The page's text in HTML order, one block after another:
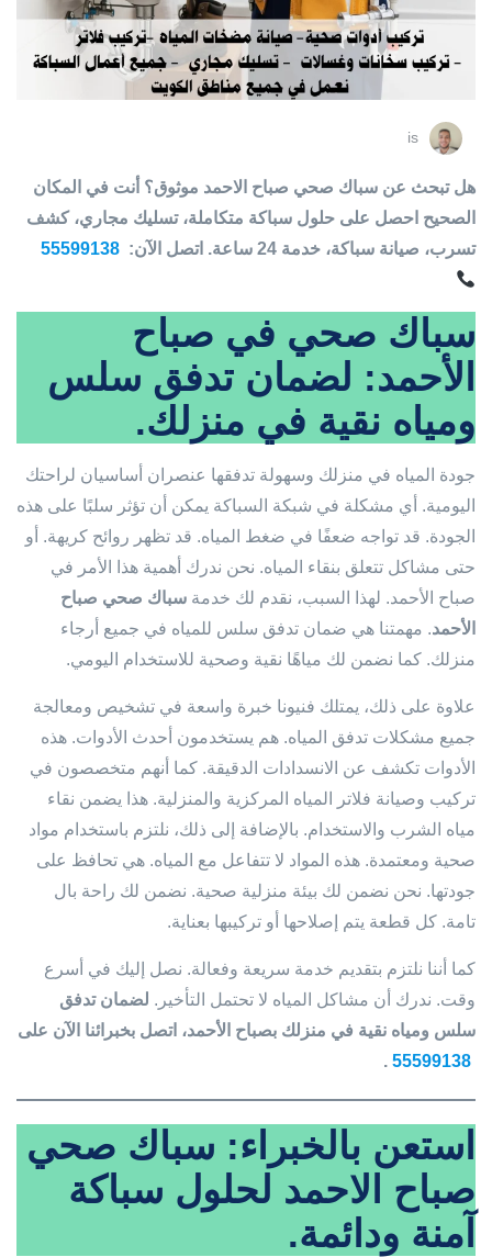
is
هل تبحث عن سباك صحي صباح الاحمد موثوق؟ أنت في المكان
الصحيح احصل على حلول سباكة متكاملة، تسليك مجاري، كشف
تسرب، صيانة سباكة، خدمة 24 ساعة. اتصل الآن:
55599138
سباك صحي في صباح
الأحمد: لضمان تدفق سلس
ومياه نقية في منزلك.
جودة المياه في منزلك وسهولة تدفقها عنصران أساسيان لراحتك
اليومية. أي مشكلة في شبكة السباكة يمكن أن تؤثر سلبًا على هذه
الجودة. قد تواجه ضعفًا في ضغط المياه. قد تظهر روائح كريهة. أو
حتى مشاكل تتعلق بنقاء المياه. نحن ندرك أهمية هذا الأمر في
صباح الأحمد. لهذا السبب، نقدم لك خدمة سباك صحي صباح
الأحمد. مهمتنا هي ضمان تدفق سلس للمياه في جميع أرجاء
منزلك. كما نضمن لك مياهًا نقية وصحية للاستخدام اليومي.
علاوة على ذلك، يمتلك فنيونا خبرة واسعة في تشخيص ومعالجة
جميع مشكلات تدفق المياه. هم يستخدمون أحدث الأدوات. هذه
الأدوات تكشف عن الانسدادات الدقيقة. كما أنهم متخصصون في
تركيب وصيانة فلاتر المياه المركزية والمنزلية. هذا يضمن نقاء
مياه الشرب والاستخدام. بالإضافة إلى ذلك، نلتزم باستخدام مواد
صحية ومعتمدة. هذه المواد لا تتفاعل مع المياه. هي تحافظ على
جودتها. نحن نضمن لك بيئة منزلية صحية. نضمن لك راحة بال
تامة. كل قطعة يتم إصلاحها أو تركيبها بعناية.
كما أننا نلتزم بتقديم خدمة سريعة وفعالة. نصل إليك في أسرع
وقت. ندرك أن مشاكل المياه لا تحتمل التأخير. لضمان تدفق
سلس ومياه نقية في منزلك بصباح الأحمد، اتصل بخبرائنا الآن على
55599138
.
استعن بالخبراء: سباك صحي
صباح الاحمد لحلول سباكة
آمنة ودائمة.